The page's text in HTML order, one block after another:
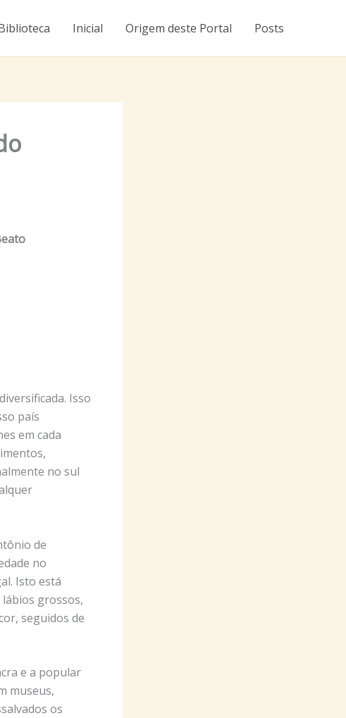
Inicial Origem deste Portal Posts
Isso
país
em cada
no sul
de
no
Isto está
grossos,
seguidos de
e a popular
museus,
os